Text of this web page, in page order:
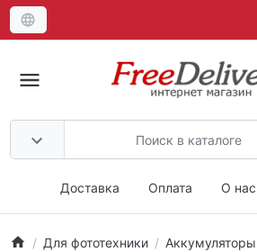
Доставка Оплата О нас
Для фототехники